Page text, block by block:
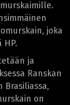
joka
ja
Ranskan
Brasiliassa,
on